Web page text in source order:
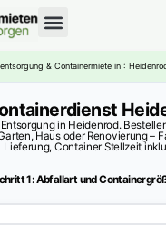
& Containermiete in :
in Heidenrod.
Haus oder Renovierung –
Lieferung, Container Stellzeit
1: Abfallart und